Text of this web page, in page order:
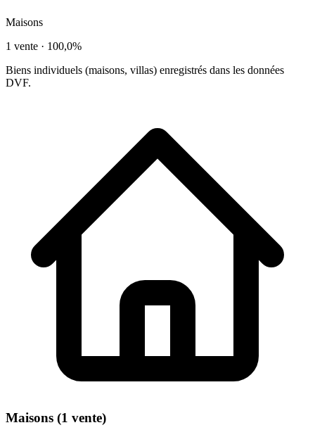
Maisons
1 vente · 100,0%
Biens individuels (maisons, villas) enregistrés dans les données
DVF.
Maisons (1 vente)